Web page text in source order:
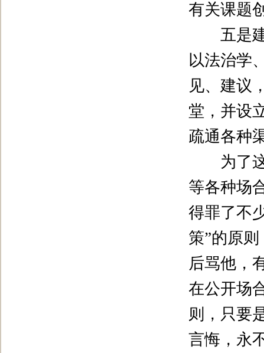
有关课题
五是建
以法治学
见、建议
堂，并设
疏通各种
为了这
等各种场
得罪了不
策”的原则
后骂他，
在公开场
则，只要
言悔，永